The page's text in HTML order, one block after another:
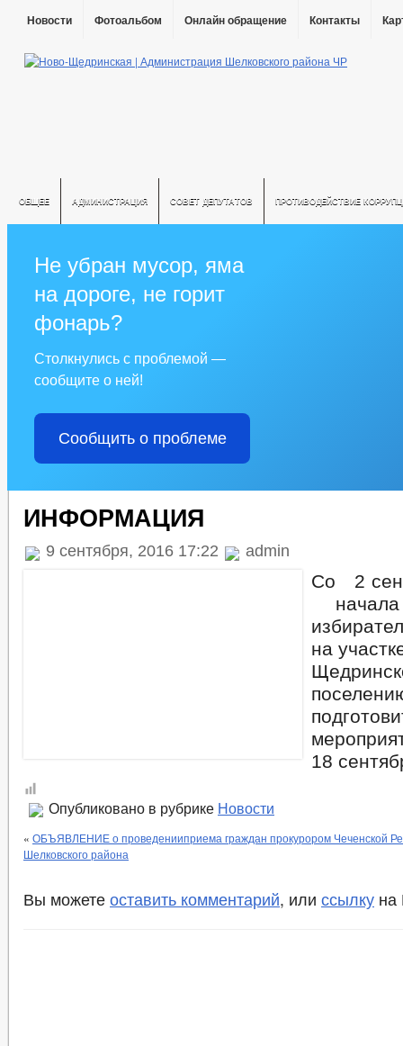
Новости Фотоальбом Онлайн обращение Контакты
ОБЩЕЕ АДМИНИСТРАЦИЯ СОВЕТ ДЕПУТАТОВ ПРОТИВОДЕЙСТВИЕ
Не убран мусор, яма
на дороге, не горит
фонарь?
Столкнулись с проблемой —
сообщите о ней!
Сообщить о проблеме
ИНФОРМАЦИЯ
9 сентября, 2016 17:22 admin
Со 2
на
18
Опубликовано в рубрике Новости
« ОБЪЯВЛЕНИЕ о проведенииприема граждан прокурором Чеченской
Шелковского района
Вы можете оставить комментарий, или ссылку на